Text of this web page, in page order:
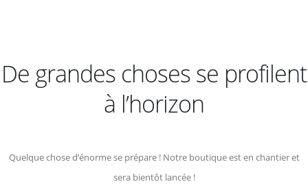
De grandes choses se profilent
à l’horizon
Quelque chose d’énorme se prépare ! Notre boutique est en chantier et
sera bientôt lancée !